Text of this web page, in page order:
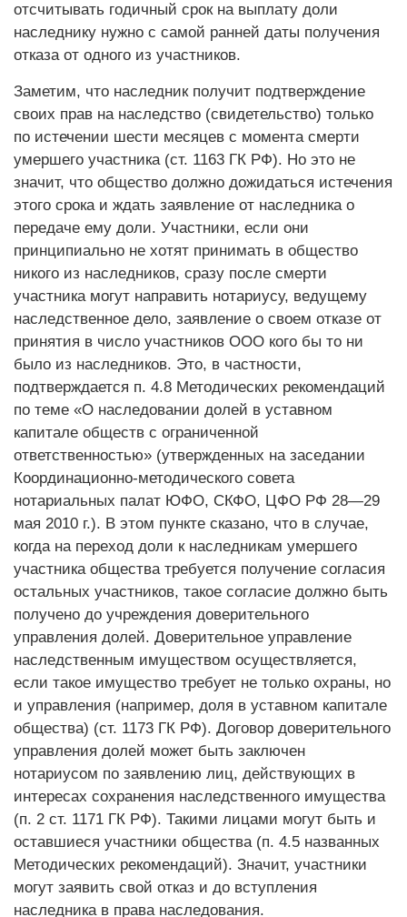
отсчитывать годичный срок на выплату доли
наследнику нужно с самой ранней даты получения
отказа от одного из участников.
Заметим, что наследник получит подтверждение
своих прав на наследство (свидетельство) только
по истечении шести месяцев с момента смерти
умершего участника (ст. 1163 ГК РФ). Но это не
значит, что общество должно дожидаться истечения
этого срока и ждать заявление от наследника о
передаче ему доли. Участники, если они
принципиально не хотят принимать в общество
никого из наследников, сразу после смерти
участника могут направить нотариусу, ведущему
наследственное дело, заявление о своем отказе от
принятия в число участников ООО кого бы то ни
было из наследников. Это, в частности,
подтверждается п. 4.8 Методических рекомендаций
по теме «О наследовании долей в уставном
капитале обществ с ограниченной
ответственностью» (утвержденных на заседании
Координационно-методического совета
нотариальных палат ЮФО, СКФО, ЦФО РФ 28—29
мая 2010 г.). В этом пункте сказано, что в случае,
когда на переход доли к наследникам умершего
участника общества требуется получение согласия
остальных участников, такое согласие должно быть
получено до учреждения доверительного
управления долей. Доверительное управление
наследственным имуществом осуществляется,
если такое имущество требует не только охраны, но
и управления (например, доля в уставном капитале
общества) (ст. 1173 ГК РФ). Договор доверительного
управления долей может быть заключен
нотариусом по заявлению лиц, действующих в
интересах сохранения наследственного имущества
(п. 2 ст. 1171 ГК РФ). Такими лицами могут быть и
оставшиеся участники общества (п. 4.5 названных
Методических рекомендаций). Значит, участники
могут заявить свой отказ и до вступления
наследника в права наследования.